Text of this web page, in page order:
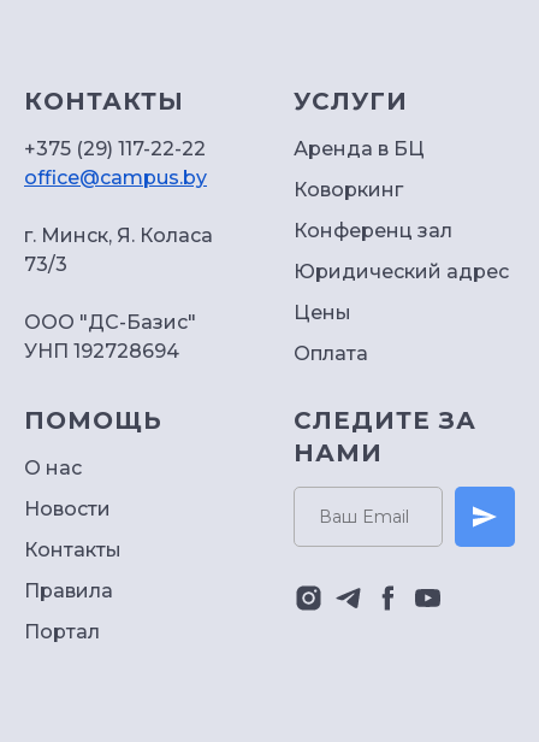
нами
чтобы
мы
подобрали
для
вас
условие
аренды
офиса
или
рабочего
места
КОНТАКТЫ
+375 (29) 117-22-22
office@campus.by
г. Минск, Я. Коласа
73/3
ООО "ДС-Базис"
УНП 192728694
УСЛУГИ
Аренда в БЦ
Коворкинг
Конференц зал
Юридический адрес
Цены
Оплата
ПОМОЩЬ
О нас
Новости
Контакты
Правила
Портал
СЛЕДИТЕ ЗА
НАМИ